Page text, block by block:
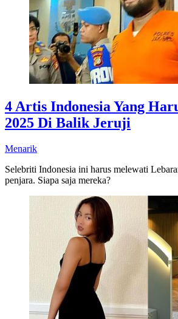
4 Artis Indonesia Yang
2025 Di Balik Jeruji
Menarik
Selebriti Indonesia ini harus melewati
penjara. Siapa saja mereka?